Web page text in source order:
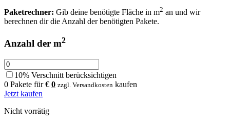
Paketrechner: Gib deine benötigte Fläche in m2 an und wir
berechnen dir die Anzahl der benötigten Pakete.
Anzahl der m2
10% Verschnitt berücksichtigen
0 Pakete für€ 0 zzgl. Versandkosten kaufen
Jetzt kaufen
Nicht vorrätig